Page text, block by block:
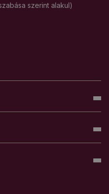
szerint alakul)